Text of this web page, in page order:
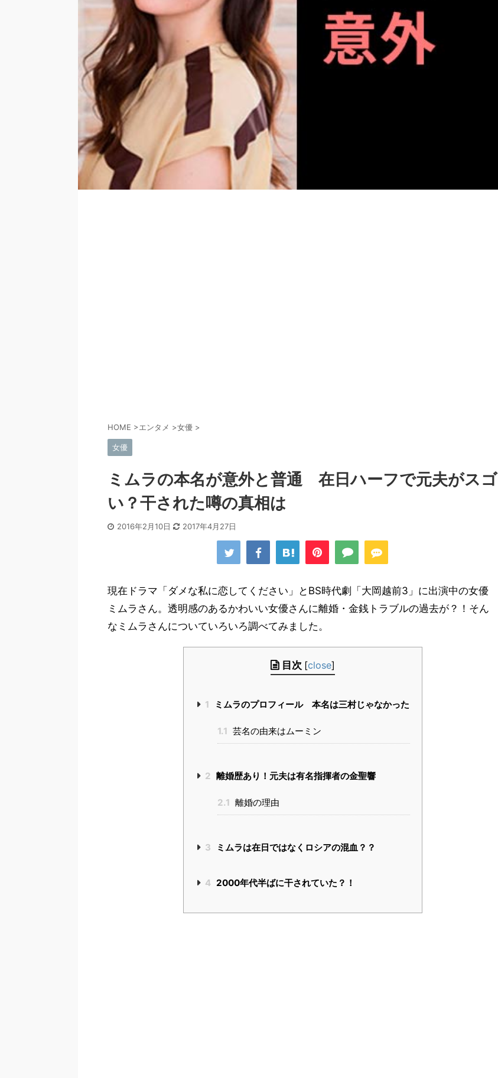
HOME >エンタメ >女優 >
女優
ミムラの本名が意外と普通 在日ハーフで元夫がスゴ
い？干された噂の真相は
2016年2月10日 2017年4月27日
現在ドラマ「ダメな私に恋してください」とBS時代劇「大岡越前3」に出演中の女優
ミムラさん。透明感のあるかわいい女優さんに離婚・金銭トラブルの過去が？！そん
なミムラさんについていろいろ調べてみました。
目次 [close]
1 ミムラのプロフィール 本名は三村じゃなかった
1.1 芸名の由来はムーミン
2 離婚歴あり！元夫は有名指揮者の金聖響
2.1 離婚の理由
3 ミムラは在日ではなくロシアの混血？？
4 2000年代半ばに干されていた？！